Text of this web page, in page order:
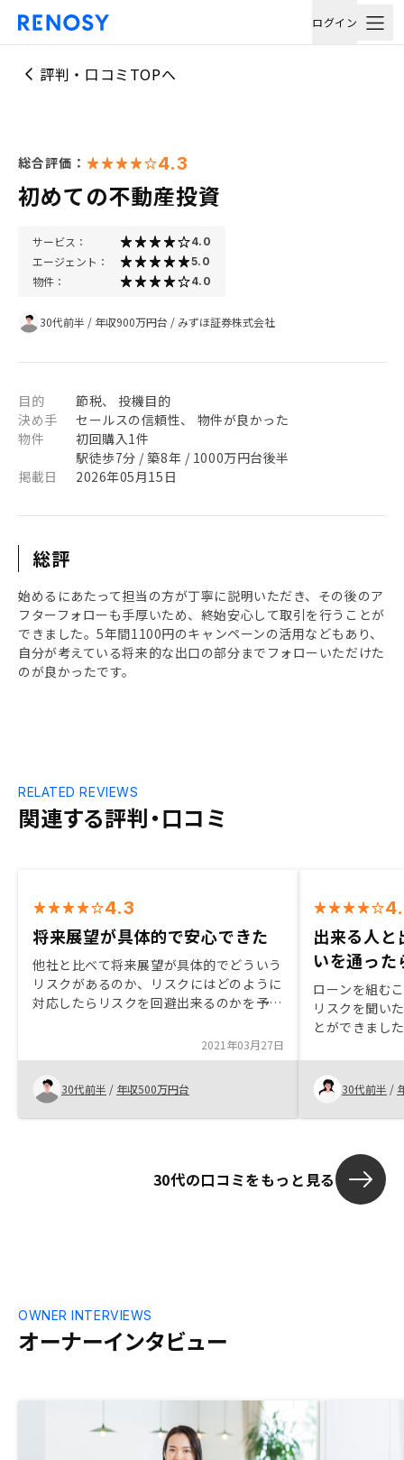
ログイン
評判・口コミTOPへ
総合評価： 4.3
初めての不動産投資
サービス： 4.0
エージェント： 5.0
物件： 4.0
30代前半 / 年収900万円台 / みずほ証券株式会社
目的
節税、 投機目的
決め手
セールスの信頼性、 物件が良かった
物件
初回購入1件
駅徒歩7分 / 築8年 / 1000万円台後半
掲載日
2026年05月15日
総評
始めるにあたって担当の方が丁寧に説明いただき、その後のア
フターフォローも手厚いため、終始安心して取引を行うことが
できました。5年間1100円のキャンペーンの活用などもあり、
自分が考えている将来的な出口の部分までフォローいただけた
のが良かったです。
関連する評判・口コミ
RELATED REVIEWS
4.3
将来展望が具体的で安心できた
他社と比べて将来展望が具体的でどういう
リスクがあるのか、リスクにはどのように
対応したらリスクを回避出来るのかを予想
容などを例示してもらえるとより具体的に
将来予測が立てられる
2021年03月27日
30代前半 / 年収500万円台
出来る人
いを通っ
ローンを組む
リスクを聞い
とができまし
たてNISAをは
味があったの
投資に回そう
30代前半 /
30代の口コミをもっと見る
オーナーインタビュー
OWNER INTERVIEWS